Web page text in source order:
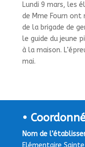
Lundi 9 mars, les
de Mme Fourn ont
de la brigade de
le guide du jeune
à la maison.
mai.
•
Nom de
Elémentaire